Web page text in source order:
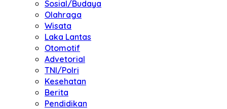
Sosial/Budaya
Olahraga
Wisata
Laka Lantas
Otomotif
Advetorial
TNI/Polri
Kesehatan
Berita
Pendidikan